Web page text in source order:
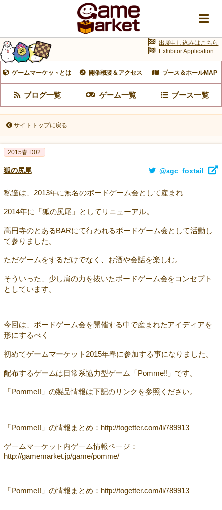
ゲームマーケットとは 開催概要＆アクセス ブース＆ホールMAP
ブログ一覧 ゲーム一覧 ブース一覧
出展申し込みはこちら
Exhibitor Application
サイトトップに戻る
2015春 D02
狐の尻尾 @agc_foxtail
私達は、2013年に無名のボードゲーム会として産まれ
2014年に「狐の尻尾」としてリニューアル。
高円寺のとあるBARにて行われるボードゲーム会として活動し
て参りました。
ただゲームをするだけでなく、お酒や会話を楽しむ。
そういった、少し肩の力を抜いたボードゲーム会をコンセプト
としています。
今回は、ボードゲーム会を開催する中で産まれたアイディアを
形にするべく
初めてゲームマーケット2015年春に参加する事になりました。
配布するゲームは日常系協力型ゲーム「Pomme!!」です。
「Pomme!!」の製品情報は下記のリンクを参照ください。
「Pomme!!」の情報まとめ：http://togetter.com/li/789913
ゲームマーケット内ゲーム情報ページ：
http://gamemarket.jp/game/pomme/
「Pomme!!」の情報まとめ：http://togetter.com/li/789913